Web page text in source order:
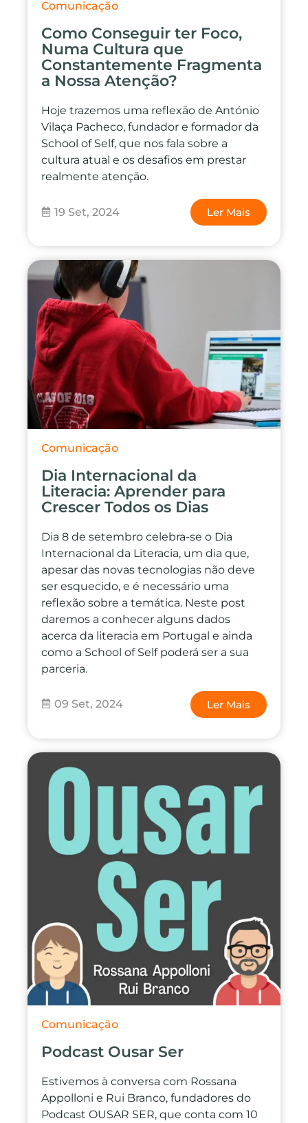
Comunicação
Como Conseguir ter Foco,
Numa Cultura que
Constantemente Fragmenta
a Nossa Atenção?
Hoje trazemos uma reflexão de António
Vilaça Pacheco, fundador e formador da
School of Self, que nos fala sobre a
cultura atual e os desafios em prestar
realmente atenção.
19 Set, 2024 Ler Mais
Comunicação
Dia Internacional da
Literacia: Aprender para
Crescer Todos os Dias
Dia 8 de setembro celebra-se o Dia
Internacional da Literacia, um dia que,
apesar das novas tecnologias não deve
ser esquecido, e é necessário uma
reflexão sobre a temática. Neste post
daremos a conhecer alguns dados
acerca da literacia em Portugal e ainda
como a School of Self poderá ser a sua
parceria.
09 Set, 2024 Ler Mais
Comunicação
Podcast Ousar Ser
Estivemos à conversa com Rossana
Appolloni e Rui Branco, fundadores do
Podcast OUSAR SER, que conta com 10